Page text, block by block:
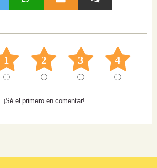
1 2 3 4
¡Sé el primero en comentar!